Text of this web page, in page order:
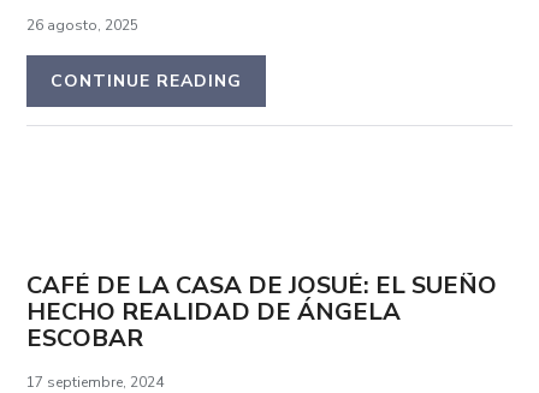
26 agosto, 2025
CONTINUE READING
CAFÉ DE LA CASA DE JOSUÉ: EL SUEÑO
HECHO REALIDAD DE ÁNGELA
ESCOBAR
17 septiembre, 2024